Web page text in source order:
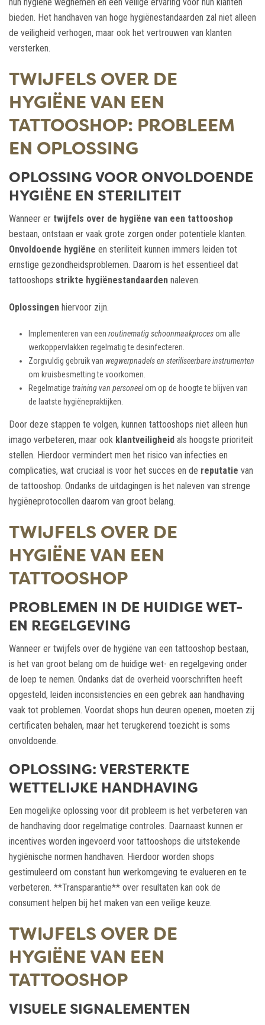
bieden. Het handhaven van hoge hygiënestandaarden zal niet alleen
de veiligheid verhogen, maar ook het vertrouwen van klanten
versterken.
TWIJFELS OVER DE
HYGIËNE VAN EEN
TATTOOSHOP: PROBLEEM
EN OPLOSSING
OPLOSSING VOOR ONVOLDOENDE
HYGIËNE EN STERILITEIT
Wanneer er twijfels over de hygiëne van een tattooshop
bestaan, ontstaan er vaak grote zorgen onder potentiele klanten.
Onvoldoende hygiëne en steriliteit kunnen immers leiden tot
ernstige gezondheidsproblemen. Daarom is het essentieel dat
tattooshops strikte hygiënestandaarden naleven.
Oplossingen hiervoor zijn.
Implementeren van een routinematig schoonmaakprocesom alle
werkoppervlakken regelmatig te desinfecteren.
Zorgvuldig gebruik van wegwerpnadels en steriliseerbare instrumenten
om kruisbesmetting te voorkomen.
Regelmatige training van personeelom op de hoogte te blijven van
de laatste hygiënepraktijken.
Door deze stappen te volgen, kunnen tattooshops niet alleen hun
imago verbeteren, maar ook klantveiligheid als hoogste prioriteit
stellen. Hierdoor vermindert men het risico van infecties en
complicaties, wat cruciaal is voor het succes en de reputatie van
de tattooshop. Ondanks de uitdagingen is het naleven van strenge
hygiëneprotocollen daarom van groot belang.
TWIJFELS OVER DE
HYGIËNE VAN EEN
TATTOOSHOP
PROBLEMEN IN DE HUIDIGE WET-
EN REGELGEVING
Wanneer er twijfels over de hygiëne van een tattooshop bestaan,
is het van groot belang om de huidige wet- en regelgeving onder
de loep te nemen. Ondanks dat de overheid voorschriften heeft
opgesteld, leiden inconsistencies en een gebrek aan handhaving
vaak tot problemen. Voordat shops hun deuren openen, moeten zij
certificaten behalen, maar het terugkerend toezicht is soms
onvoldoende.
OPLOSSING: VERSTERKTE
WETTELIJKE HANDHAVING
Een mogelijke oplossing voor dit probleem is het verbeteren van
de handhaving door regelmatige controles. Daarnaast kunnen er
incentives worden ingevoerd voor tattooshops die uitstekende
hygiënische normen handhaven. Hierdoor worden shops
gestimuleerd om constant hun werkomgeving te evalueren en te
verbeteren. **Transparantie** over resultaten kan ook de
consument helpen bij het maken van een veilige keuze.
TWIJFELS OVER DE
HYGIËNE VAN EEN
TATTOOSHOP
VISUELE SIGNALEMENTEN